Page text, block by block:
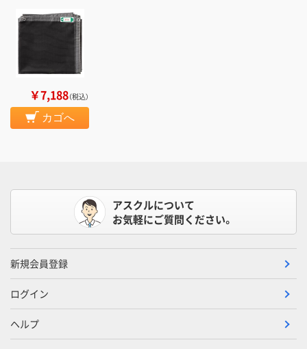
￥7,188（税込）
カゴへ
アスクルについて
お気軽にご質問ください。
新規会員登録
ログイン
ヘルプ